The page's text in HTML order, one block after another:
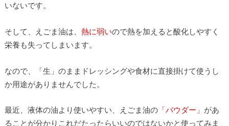
いないです。
そして、えごま油は、 熱に弱いので熱を加えると酸化しやすく
栄養も失ってしまいます。
なので、「生」のままドレッシングや食材に直接掛けて使うし
か用途がありませんでした。
最近、液体の油より使いやすい、えごま油の「パウダー」 があ
ることが分かりこれだたったらいいのではないかと使ってみま